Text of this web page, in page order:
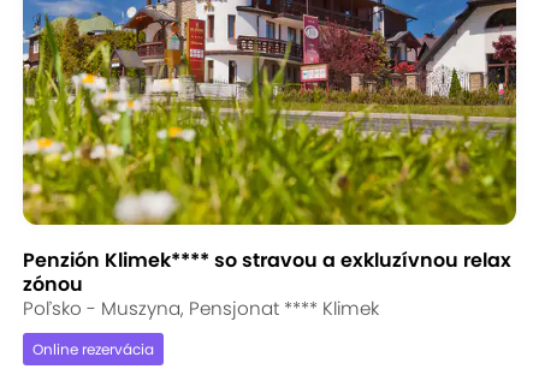
Penzión Klimek**** so stravou a exkluzívnou relax
zónou
Poľsko - Muszyna, Pensjonat **** Klimek
Online rezervácia